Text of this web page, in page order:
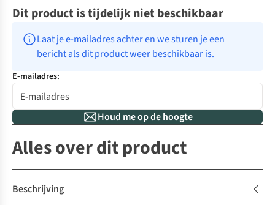
Dit product is tijdelijk niet beschikbaar
Laat je e-mailadres achter en we sturen je een
bericht als dit product weer beschikbaar is.
E-mailadres:
Houd me op de hoogte
Alles over dit product
Beschrijving